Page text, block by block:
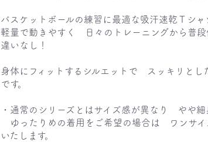
バスケットボールの練習に最適な吸汗速乾Ｔシャ
軽量で動きやすく 日々のトレーニングから普
違いなし！
身体にフィットするシルエットで スッキリとし
です。
・通常のシリーズとはサイズ感が異なり やや細
ゆったりめの着用をご希望の場合は ワンサイ
いたします。